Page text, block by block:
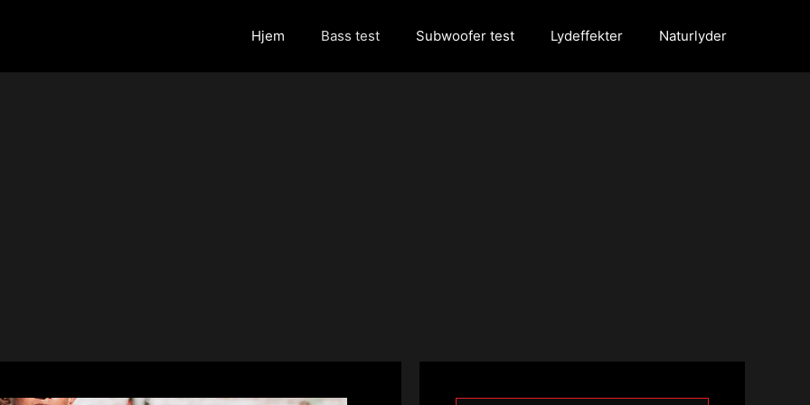
Hjem Bass test Subwoofer test Lydeffekter Naturlyder